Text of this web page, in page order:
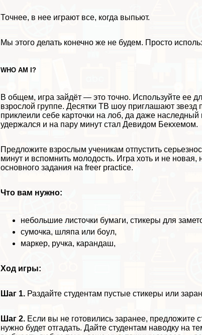
Точнее, в нее играют все, когда выпьют.
Мы этого делать конечно же не будем. Просто
WHO AM I?
В общем, игра зайдёт — это точно. Используйте ее
взрослой группе. Десятки ТВ шоу приглашают звезд
приклеили себе карточки на лоб, да даже
удержался и на пару минут стал Девидом Бекхемом.
Предложите взрослым ученикам отпустить
минут и вспомнить молодость. Игра хоть и не
основного задания на freer practice.
Что вам нужно:
небольшие листочки бумаги, стикеры для
сумочка, шляпа или боул,
маркер, ручка, карандаш,
Ход игры:
Шаг 1. Раздайте студентам пустые стикеры или
Шаг 2. Если вы не готовились заранее, предложите
нужно будет отгадать. Дайте студентам наводку на